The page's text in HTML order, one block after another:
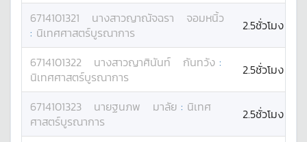
6714101321 นางสาวญาณัจฉรา
จอมหนิ้ว
: นิเทศศาสตร์บูรณาการ 2.5ชั่วโมง
6714101322 นางสาวญาศินันท์ กันทวัง :
นิเทศศาสตร์บูรณาการ
2.5ชั่วโมง
6714101323 นายฐนภพ มาลัย : นิเทศ
ศาสตร์บูรณาการ
2.5ชั่วโมง